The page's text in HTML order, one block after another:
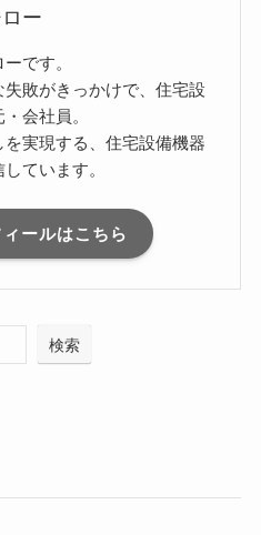
ー
です。
敗がきっかけで、住宅設
会社員。
実現する、住宅設備機器
ています。
ールはこちら
検索